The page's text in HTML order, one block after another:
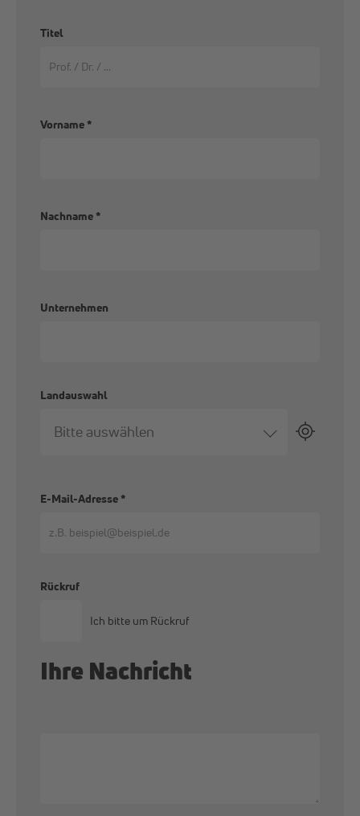
Titel
Vorname*
Nachname*
Unternehmen
Landauswahl
Bitte auswählen
E-Mail-Adresse*
Rückruf
Ich bitte um Rückruf
Ihre Nachricht